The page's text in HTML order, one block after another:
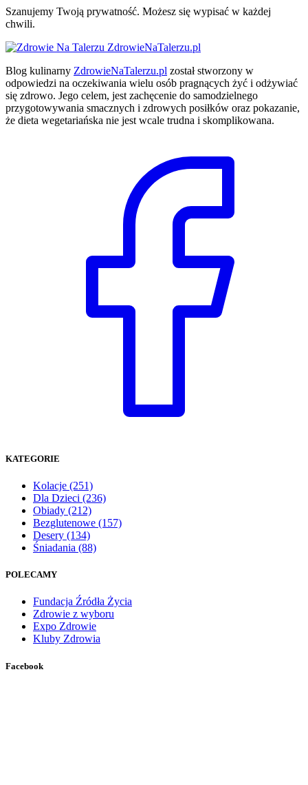
Szanujemy Twoją prywatność. Możesz się wypisać w każdej
chwili.
ZdrowieNaTalerzu.pl
Blog kulinarny ZdrowieNaTalerzu.pl został stworzony w
odpowiedzi na oczekiwania wielu osób pragnących żyć i odżywiać
się zdrowo. Jego celem, jest zachęcenie do samodzielnego
przygotowywania smacznych i zdrowych posiłków oraz pokazanie,
że dieta wegetariańska nie jest wcale trudna i skomplikowana.
KATEGORIE
Kolacje (251)
Dla Dzieci (236)
Obiady (212)
Bezglutenowe (157)
Desery (134)
Śniadania (88)
POLECAMY
Fundacja Źródła Życia
Zdrowie z wyboru
Expo Zdrowie
Kluby Zdrowia
Facebook